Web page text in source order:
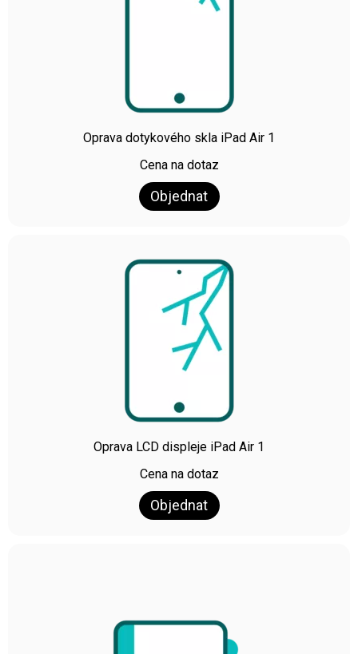
Oprava dotykového skla iPad Air 1
Cena na dotaz
Objednat
Oprava LCD displeje iPad Air 1
Cena na dotaz
Objednat